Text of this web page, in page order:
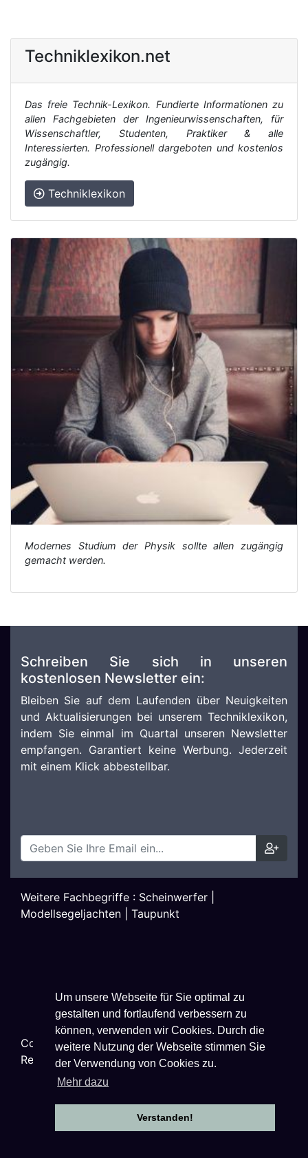
Um unsere Webseite für Sie optimal zu
gestalten und fortlaufend verbessern zu
können, verwenden wir Cookies. Durch die
weitere Nutzung der Webseite stimmen Sie
der Verwendung von Cookies zu.
Mehr dazu
Verstanden!
Techniklexikon.net
Das freie Technik-Lexikon. Fundierte Informationen zu
allen Fachgebieten der Ingenieurwissenschaften, für
Wissenschaftler, Studenten, Praktiker & alle
Interessierten. Professionell dargeboten und kostenlos
zugängig.
Techniklexikon
Modernes Studium der Physik sollte allen zugängig
gemacht werden.
Schreiben Sie sich in unseren
kostenlosen Newsletter ein:
Bleiben Sie auf dem Laufenden über Neuigkeiten
und Aktualisierungen bei unserem Techniklexikon,
indem Sie einmal im Quartal unseren Newsletter
empfangen. Garantiert keine Werbung. Jederzeit
mit einem Klick abbestellbar.
Weitere Fachbegriffe : Scheinwerfer
Modellsegeljachten
Taupunkt
Copyright © 2026Techniklexikon.net - All Rights
Reserved.
Datenschutzhinweise